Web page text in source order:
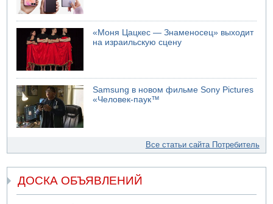
«Моня Цацкес — Знаменосец» выходит
на израильскую сцену
Samsung в новом фильме Sony Pictures
«Человек-паук™
Все статьи сайта Потребитель
ДОСКА ОБЪЯВЛЕНИЙ